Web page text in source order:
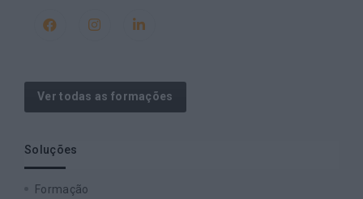
Ver todas as formações
Soluções
Formação